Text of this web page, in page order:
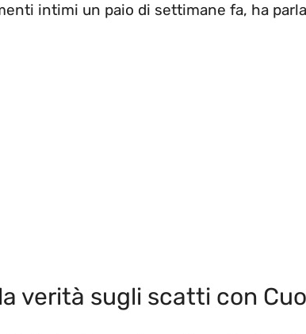
intimi un paio di settimane fa, ha
verità sugli scatti con